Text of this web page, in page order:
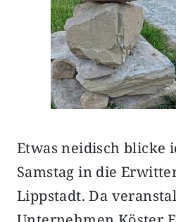
Etwas neidisch blicke
Samstag in die
Lippstadt. Da